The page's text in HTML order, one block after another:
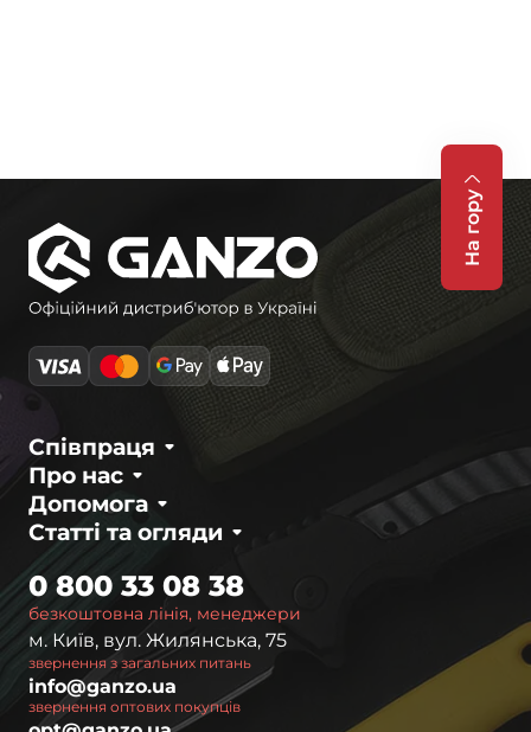
На гору
Про нас
Співпраця
Статті та огляди
Допомога
безкоштовна лінія, менеджери
0 800 33 08 38
м. Київ, вул. Жилянська, 75
звернення з загальних питань
info@ganzo.ua
звернення оптових покупців